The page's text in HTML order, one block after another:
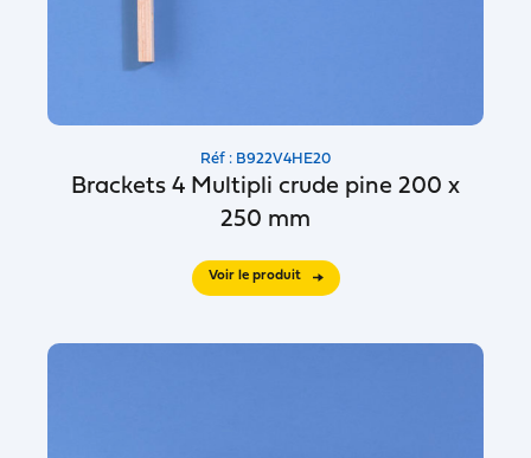
Réf : B922V4HE20
Brackets 4 Multipli crude pine 200 x
250 mm
Voir le produit